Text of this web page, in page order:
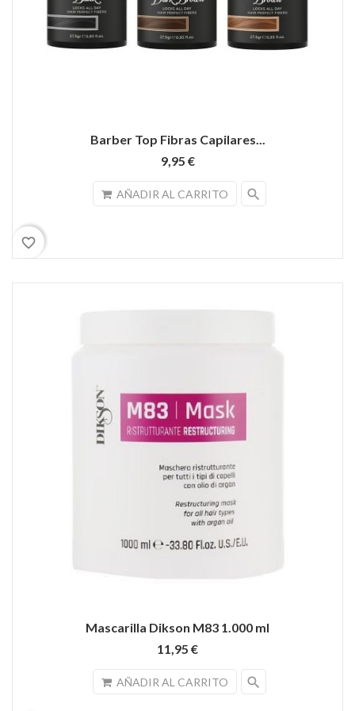
Barber Top Fibras Capilares...
9,95 €
AÑADIR AL CARRITO search
favorite_border
Mascarilla Dikson M83 1.000 ml
11,95 €
AÑADIR AL CARRITO search